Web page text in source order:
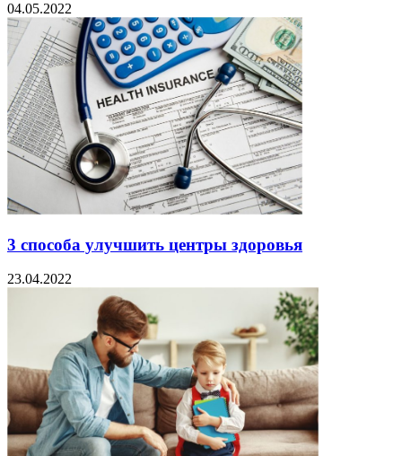
04.05.2022
3 способа улучшить центры здоровья
23.04.2022